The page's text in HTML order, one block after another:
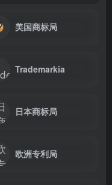
美国商标局
Trademarkia
日本商标局
欧洲专利局